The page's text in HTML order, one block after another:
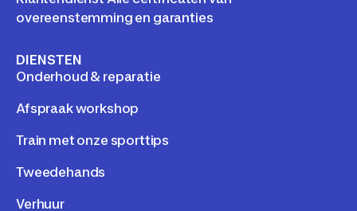
overeenstemming en garanties
DIENSTEN
Onderhoud & reparatie
Afspraak workshop
Train met onze sporttips
Tweedehands
Verhuur